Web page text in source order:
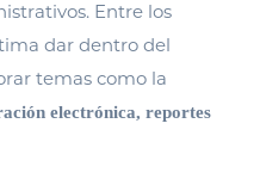
Entre los
dar dentro del
temas como la
electrónica, reportes